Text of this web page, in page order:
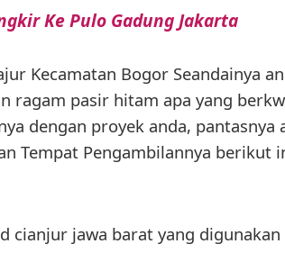
Ke Pulo Gadung Jakarta
Kecamatan Bogor Seandainya
ragam pasir hitam apa yang
dengan proyek anda, pantasnya
Tempat Pengambilannya berikut
cianjur jawa barat yang